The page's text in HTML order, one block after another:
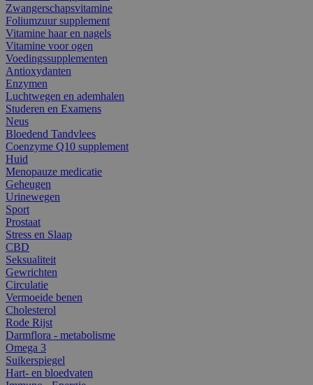
Zwangerschapsvitamine
Foliumzuur supplement
Vitamine haar en nagels
Vitamine voor ogen
Voedingssupplementen
Antioxydanten
Enzymen
Luchtwegen en ademhalen
Studeren en Examens
Neus
Bloedend Tandvlees
Coenzyme Q10 supplement
Huid
Menopauze medicatie
Geheugen
Urinewegen
Sport
Prostaat
Stress en Slaap
CBD
Seksualiteit
Gewrichten
Circulatie
Vermoeide benen
Cholesterol
Rode Rijst
Darmflora - metabolisme
Omega 3
Suikerspiegel
Hart- en bloedvaten